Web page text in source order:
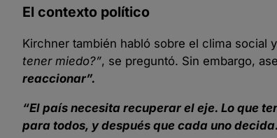
El contexto político
Kirchner también habló sobre el clima social
tener miedo?”, se preguntó. Sin embargo,
reaccionar”.
“El país necesita recuperar el eje. Lo que
para todos, y después que cada uno